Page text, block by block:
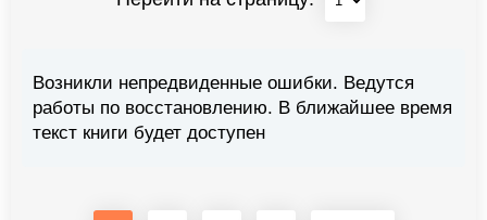
Возникли непредвиденные ошибки. Ведутся
работы по восстановлению. В ближайшее время
текст книги будет доступен